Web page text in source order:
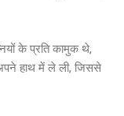
के प्रति कामुक थे,
हाथ में ले ली, जिससे